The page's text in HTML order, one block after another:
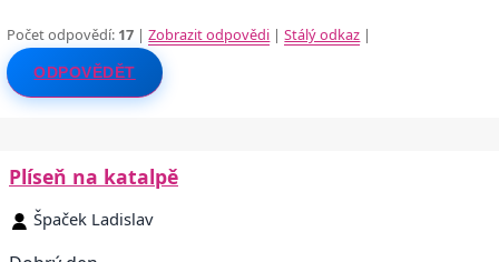
Počet odpovědí: 17 |Zobrazit odpovědi |Stálý odkaz |
ODPOVĚDĚT
Plíseň na katalpě
Špaček Ladislav